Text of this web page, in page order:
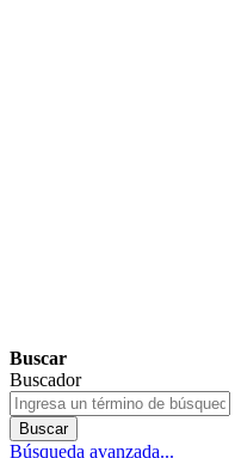
Buscar
Buscador
Buscar
Búsqueda avanzada...